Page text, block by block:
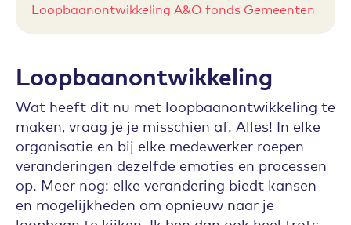
Loopbaanontwikkeling A&O fonds Gemeenten
Loopbaanontwikkeling
Wat heeft dit nu met loopbaanontwikkeling te
maken, vraag je je misschien af. Alles! In elke
organisatie en bij elke medewerker roepen
veranderingen dezelfde emoties en processen
op. Meer nog: elke verandering biedt kansen
en mogelijkheden om opnieuw naar je